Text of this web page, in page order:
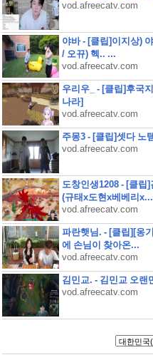
vod.afreecatv.com
야바 - [클립]이지상)
/ 오뀨) 헥.. ...
vod.afreecatv.com
우리우_ - [클립]후국
나라]
vod.afreecatv.com
주몽3 - [클립]셋다 노
vod.afreecatv.com
도창인생1208 - [클립
(규태x도현x베베리x...
vod.afreecatv.com
파란햇님. - [클립][옹
에 손님이 찾아온...
vod.afreecatv.com
김민교. - 김민교 오랜
vod.afreecatv.com